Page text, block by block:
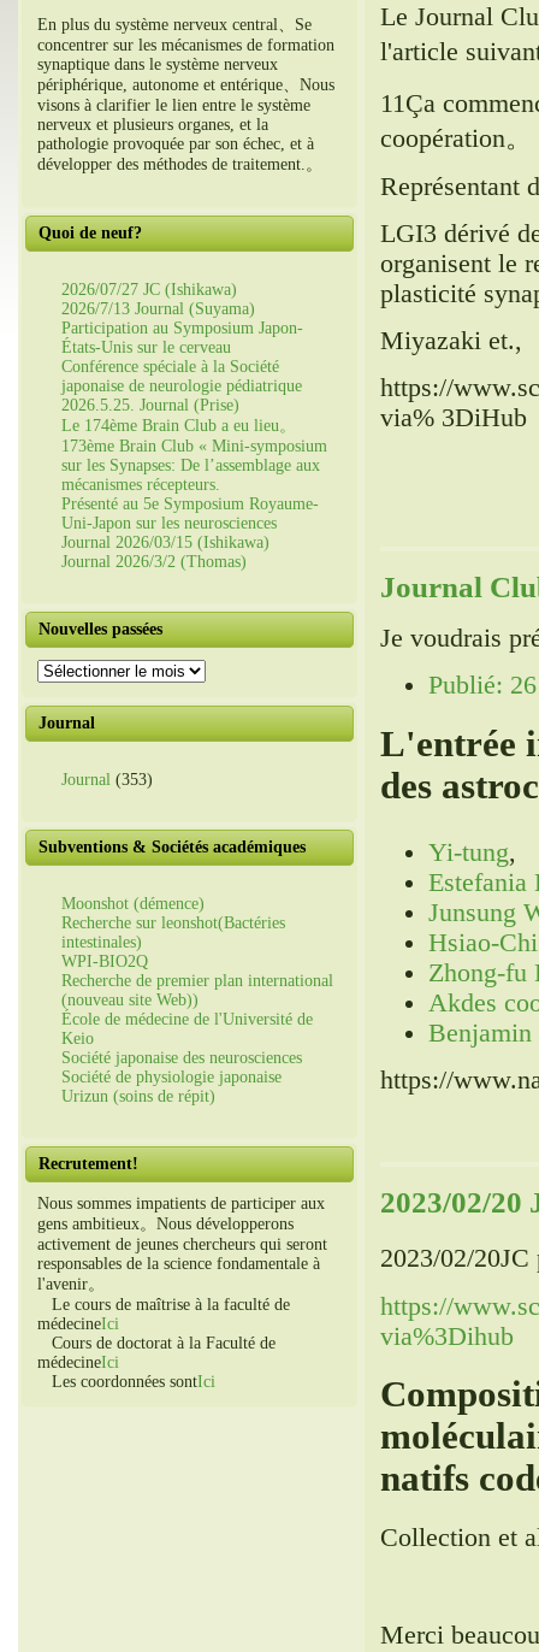
En plus du système nerveux central、Se
concentrer sur les mécanismes de formation
synaptique dans le système nerveux
périphérique, autonome et entérique、Nous
visons à clarifier le lien entre le système
nerveux et plusieurs organes, et la
pathologie provoquée par son échec, et à
développer des méthodes de traitement.。
Quoi de neuf?
2026/07/27 JC (Ishikawa)
2026/7/13 Journal (Suyama)
Participation au Symposium Japon-
États-Unis sur le cerveau
Conférence spéciale à la Société
japonaise de neurologie pédiatrique
2026.5.25. Journal (Prise)
Le 174ème Brain Club a eu lieu。
173ème Brain Club « Mini-symposium
sur les Synapses: De l’assemblage aux
mécanismes récepteurs.
Présenté au 5e Symposium Royaume-
Uni-Japon sur les neurosciences
Journal 2026/03/15 (Ishikawa)
Journal 2026/3/2 (Thomas)
Nouvelles passées
Nouvelles
passées
Journal
Journal (353)
Subventions & Sociétés académiques
Moonshot (démence)
Recherche sur leonshot(Bactéries
intestinales)
WPI-BIO2Q
Recherche de premier plan international
(nouveau site Web))
École de médecine de l'Université de
Keio
Société japonaise des neurosciences
Société de physiologie japonaise
Urizun (soins de répit)
Recrutement!
Nous sommes impatients de participer aux
gens ambitieux。Nous développerons
activement de jeunes chercheurs qui seront
responsables de la science fondamentale à
l'avenir。
Le cours de maîtrise à la faculté de
médecineIci
Cours de doctorat à la Faculté de
médecineIci
Les coordonnées sontIci
Le Journal
l'article
11Ça
coopération。
Représentant
LGI3 dérivé
organisent le
plasticité
Miyazaki et.,
https://
via% 3DiHub
Journal
Je voudrais
Publié:
L'entrée
des
Yi-tung,
Estefania
Junsung
Hsiao-
Zhong-fu
Akdes
Benjamin
https://
2023/02/20
2023/02/20JC
https://
via%3Dihub
natifs
Collection et
Merci